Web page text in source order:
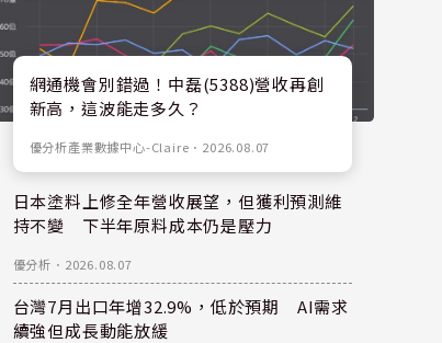
網通機會別錯過！中磊(5388)營收再創
新高，這波能走多久？
優分析產業數據中心-Claire ． 2026.08.07
日本塗料上修全年營收展望，但獲利預測維
持不變 下半年原料成本仍是壓力
優分析 ． 2026.08.07
台灣7月出口年增32.9%，低於預期 AI需求
續強但成長動能放緩